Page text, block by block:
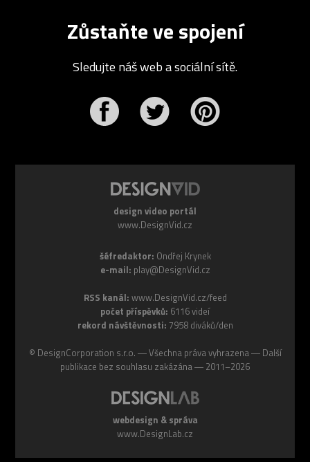
Zůstaňte ve spojení
Sledujte náš web a sociální sítě.
design video portál
www.DesignVid.cz
šéfredaktor: Ondřej Krynek
e-mail: play@DesignVid.cz
RSS kanál: www.DesignVid.cz/feed
počet příspěvků: 6116 videí
rekord návštěvnosti: 7958 diváků/den
© DesignCorporation s.r.o. ― Všechna práva vyhrazena ― Další
publikace bez souhlasu zakázána ― 2011–2026
webdesign & správa
www.DesignLab.cz